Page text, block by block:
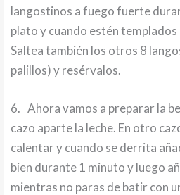
langostinos a fuego fuerte
plato y cuando estén
Saltea también los otros 8
palillos) y resérvalos.
6. Ahora vamos a preparar la
cazo aparte la leche. En otro
calentar y cuando se derrita
bien durante 1 minuto y luego
mientras no paras de batir con